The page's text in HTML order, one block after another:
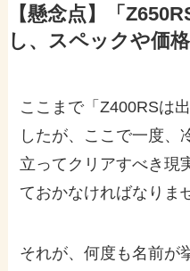
【懸念点】「
し、スペックや価
ここまで「Z400RSは
したが、ここで一度、
立ってクリアすべき現
ておかなければなりま
それが、何度も名前が